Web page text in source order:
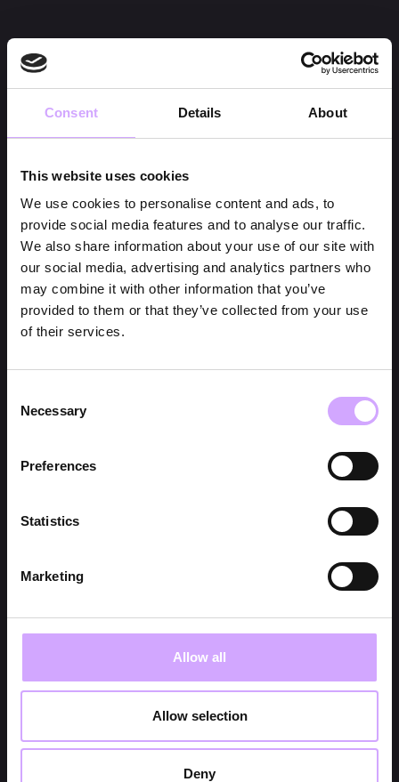
Consent Details About
This website uses cookies
We use cookies to personalise content and ads, to
provide social media features and to analyse our traffic.
We also share information about your use of our site with
our social media, advertising and analytics partners who
may combine it with other information that you’ve
provided to them or that they’ve collected from your use
of their services.
Selection
Necessary
Preferences
Statistics
Marketing
Allow all
Allow selection
Deny